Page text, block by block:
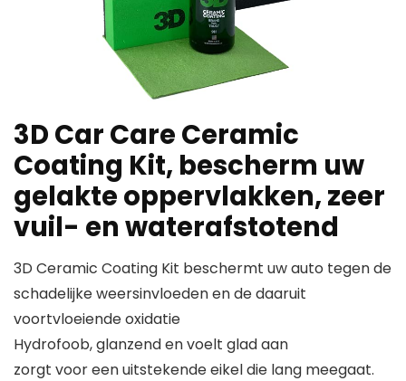
3D Car Care Ceramic
Coating Kit, bescherm uw
gelakte oppervlakken, zeer
vuil- en waterafstotend
3D Ceramic Coating Kit beschermt uw auto tegen de
schadelijke weersinvloeden en de daaruit
voortvloeiende oxidatie
Hydrofoob, glanzend en voelt glad aan
zorgt voor een uitstekende eikel die lang meegaat.